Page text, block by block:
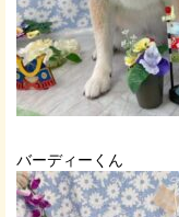
バーディーくん